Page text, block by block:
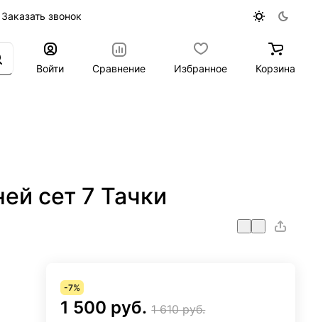
Заказать звонок
Войти Сравнение Избранное Корзина
сет 7 Тачки
-7%
1 500 руб. 1 610 руб.